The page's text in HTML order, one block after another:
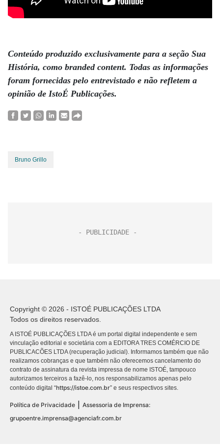
Conteúdo produzido exclusivamente para a seção Sua
História, como branded content. Todas as informações
foram fornecidas pelo entrevistado e não refletem a
opinião de IstoÉ Publicações.
Bruno Grillo
Copyright © 2026 - ISTOÉ PUBLICAÇÕES LTDA
Todos os direitos reservados.
A ISTOÉ PUBLICAÇÕES LTDA é um portal digital independente e sem
vinculação editorial e societária com a EDITORA TRES COMÉRCIO DE
PUBLICACÕES LTDA (recuperação judicial). Informamos também que não
realizamos cobranças e que também não oferecemos cancelamento do
contrato de assinatura da revista impressa de nome ISTOÉ, tampouco
autorizamos terceiros a fazê-lo, nos responsabilizamos apenas pelo
conteúdo digital “https://istoe.com.br” e seus respectivos sites.
Política de Privacidade
Assessoria de Imprensa:
grupoentre.imprensa@agenciafr.com.br